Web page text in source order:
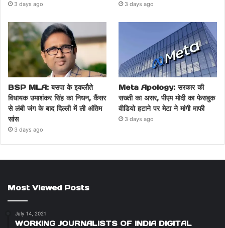
3 days ago 3 days ago
BSP MLA: बसपा के इकलौते
विधायक उमाशंकर सिंह का निधन, कैंसर
से लंबी जंग के बाद दिल्ली में ली अंतिम
सांस
3 days ago
Meta Apology: सरकार की
सख्ती का असर, पीएम मोदी का फेसबुक
वीडियो हटाने पर मेटा ने मांगी माफी
3 days ago
Most Viewed Posts
July 14, 2021
WORKING JOURNALISTS OF INDIA DIGITAL